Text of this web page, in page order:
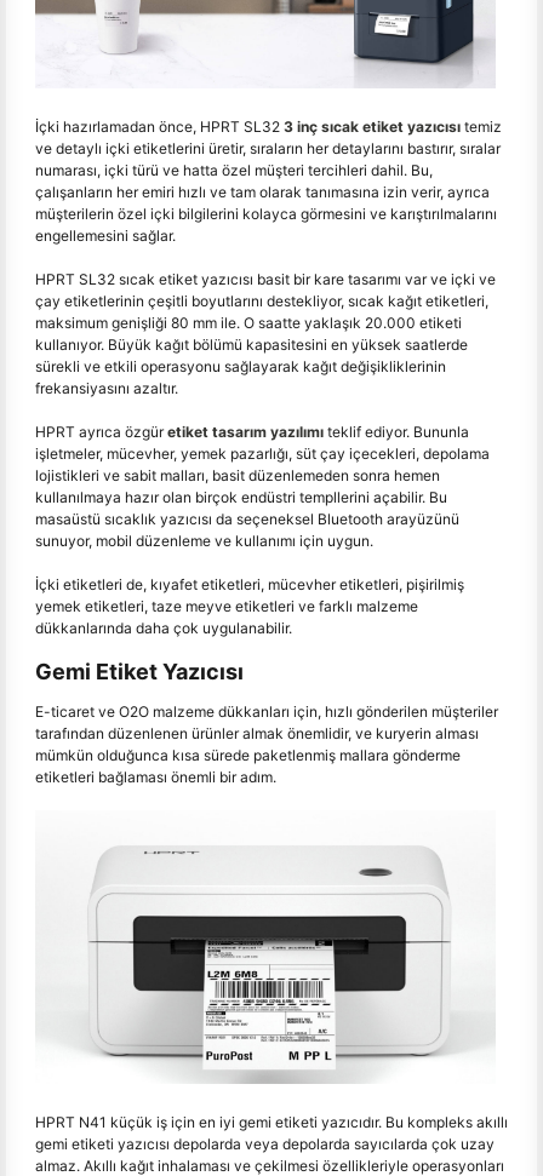
İçki hazırlamadan önce, HPRT SL32 3 inç sıcak etiket yazıcısı temiz
ve detaylı içki etiketlerini üretir, sıraların her detaylarını bastırır, sıralar
numarası, içki türü ve hatta özel müşteri tercihleri dahil. Bu,
çalışanların her emiri hızlı ve tam olarak tanımasına izin verir, ayrıca
müşterilerin özel içki bilgilerini kolayca görmesini ve karıştırılmalarını
engellemesini sağlar.
HPRT SL32 sıcak etiket yazıcısı basit bir kare tasarımı var ve içki ve
çay etiketlerinin çeşitli boyutlarını destekliyor, sıcak kağıt etiketleri,
maksimum genişliği 80 mm ile. O saatte yaklaşık 20.000 etiketi
kullanıyor. Büyük kağıt bölümü kapasitesini en yüksek saatlerde
sürekli ve etkili operasyonu sağlayarak kağıt değişikliklerinin
frekansiyasını azaltır.
HPRT ayrıca özgüretiket tasarım yazılımı teklif ediyor. Bununla
işletmeler, mücevher, yemek pazarlığı, süt çay içecekleri, depolama
lojistikleri ve sabit malları, basit düzenlemeden sonra hemen
kullanılmaya hazır olan birçok endüstri templlerini açabilir. Bu
masaüstü sıcaklık yazıcısı da seçeneksel Bluetooth arayüzünü
sunuyor, mobil düzenleme ve kullanımı için uygun.
İçki etiketleri de, kıyafet etiketleri, mücevher etiketleri, pişirilmiş
yemek etiketleri, taze meyve etiketleri ve farklı malzeme
dükkanlarında daha çok uygulanabilir.
Gemi Etiket Yazıcısı
E-ticaret ve O2O malzeme dükkanları için, hızlı gönderilen müşteriler
tarafından düzenlenen ürünler almak önemlidir, ve kuryerin alması
mümkün olduğunca kısa sürede paketlenmiş mallara gönderme
etiketleri bağlaması önemli bir adım.
HPRT N41 küçük iş için en iyi gemi etiketi yazıcıdır. Bu kompleks akıllı
gemi etiketi yazıcısı depolarda veya depolarda sayıcılarda çok uzay
almaz. Akıllı kağıt inhalaması ve çekilmesi özellikleriyle operasyonları